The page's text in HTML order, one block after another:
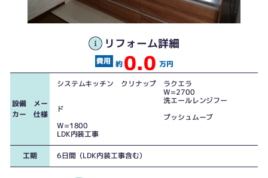
リフォーム詳細
約 0.0 万円
設備 メー
カー 仕様
システムキッチン クリナップ ラクエラ
W=2700
洗エールレンジフー
ド
プッシュムーブ
W=1800
LDK内装工事
工期 6日間（LDK内装工事含む）
木目柄が美しい扉です。